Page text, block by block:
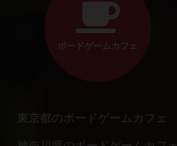
ボードゲームカフェ
東京都のボードゲームカフェ